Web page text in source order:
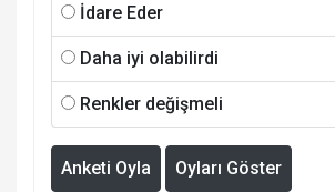
İdare Eder
Daha iyi olabilirdi
Renkler değişmeli
Anketi Oyla Oyları Göster